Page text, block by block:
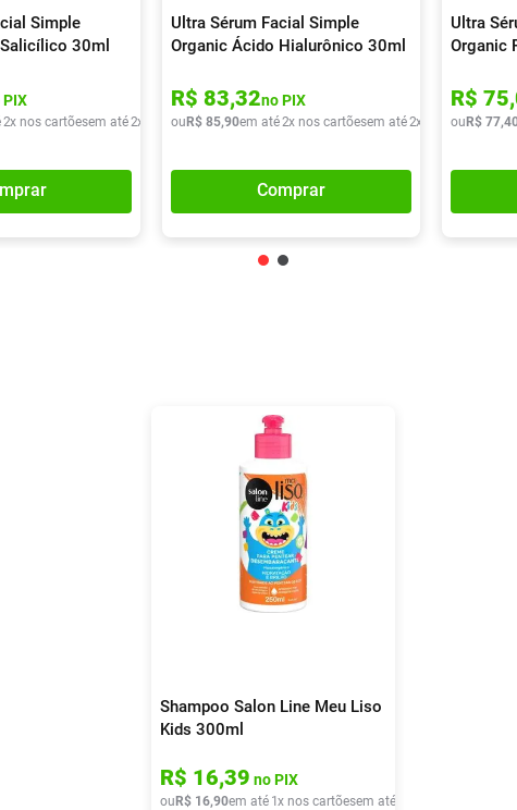
Simple
30ml
PIX
2x nos cartõesem até2x de R$ 36,20
Ultra Sérum Facial Simple
Organic Ácido Hialurônico 30ml
R$ 83,32no PIX
ouR$ 85,90em até2x nos cartõesem até2x de R$ 42,95
Comprar
Ultra
Organic
R$ 75,
ouR$ 77,
Shampoo Salon Line Meu Liso
Kids 300ml
R$ 16,39 no PIX
ouR$ 16,90em até 1x nos cartõesem até